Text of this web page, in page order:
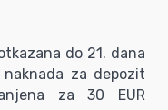
do 21. dana
za depozit
za 30 EUR